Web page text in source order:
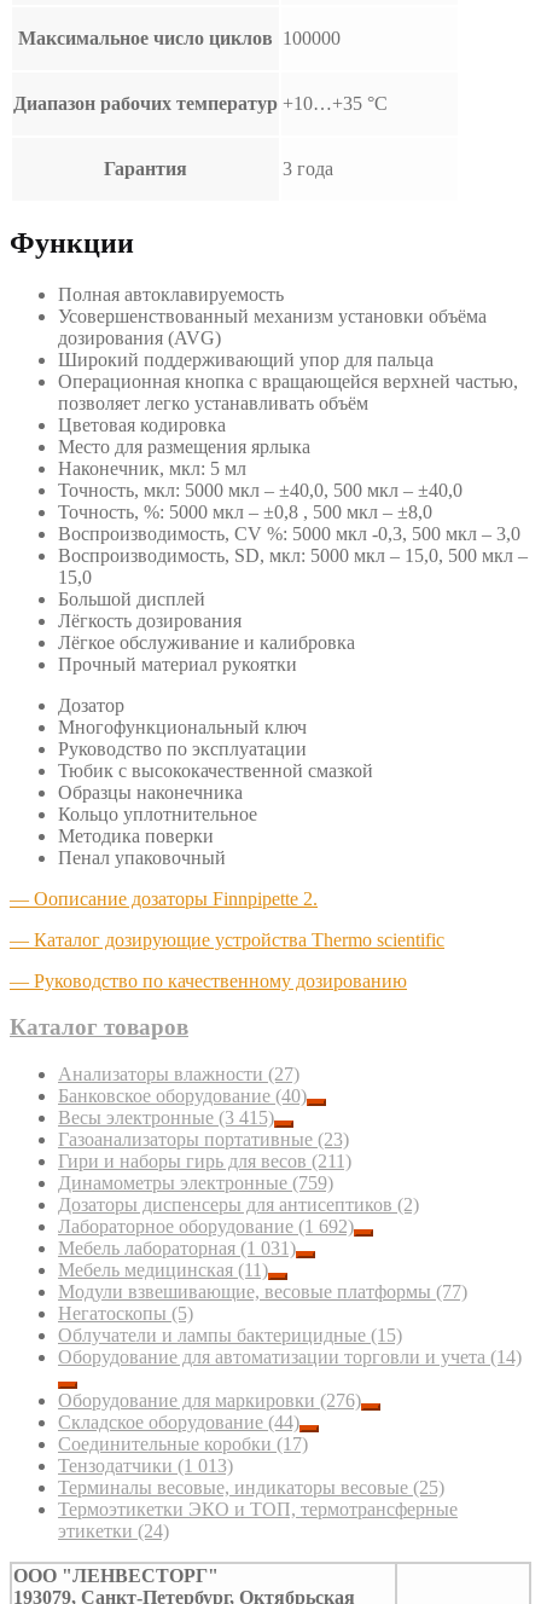
Максимальное число циклов 100000
Диапазон рабочих температур +10…+35 °С
Гарантия 3 года
Функции
Полная автоклавируемость
Усовершенствованный механизм установки объёма
дозирования (AVG)
Широкий поддерживающий упор для пальца
Операционная кнопка с вращающейся верхней частью,
позволяет легко устанавливать объём
Цветовая кодировка
Место для размещения ярлыка
Наконечник, мкл: 5 мл
Точность, мкл: 5000 мкл – ±40,0, 500 мкл – ±40,0
Точность, %: 5000 мкл – ±0,8 , 500 мкл – ±8,0
Воспроизводимость, CV %: 5000 мкл -0,3, 500 мкл – 3,0
Воспроизводимость, SD, мкл: 5000 мкл – 15,0, 500 мкл –
15,0
Большой дисплей
Лёгкость дозирования
Лёгкое обслуживание и калибровка
Прочный материал рукоятки
Дозатор
Многофункциональный ключ
Руководство по эксплуатации
Тюбик с высококачественной смазкой
Образцы наконечника
Кольцо уплотнительное
Методика поверки
Пенал упаковочный
— Оописание дозаторы Finnpipette 2.
— Каталог дозирующие устройства Thermo scientific
— Руководство по качественному дозированию
Каталог товаров
Анализаторы влажности (27)
Банковское оборудование (40)
Весы электронные (3 415)
Газоанализаторы портативные (23)
Гири и наборы гирь для весов (211)
Динамометры электронные (759)
Дозаторы диспенсеры для антисептиков (2)
Лабораторное оборудование (1 692)
Мебель лабораторная (1 031)
Мебель медицинская (11)
Модули взвешивающие, весовые платформы (77)
Негатоскопы (5)
Облучатели и лампы бактерицидные (15)
Оборудование для автоматизации торговли и учета (14)
Оборудование для маркировки (276)
Складское оборудование (44)
Соединительные коробки (17)
Тензодатчики (1 013)
Терминалы весовые, индикаторы весовые (25)
Термоэтикетки ЭКО и ТОП, термотрансферные
этикетки (24)
ООО "ЛЕНВЕСТОРГ"
193079, Санкт-Петербург, Октябрьская